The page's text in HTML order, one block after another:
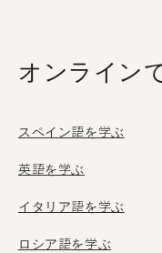
オンライン
スペイン語を学ぶ
英語を学ぶ
イタリア語を学ぶ
ロシア語を学ぶ